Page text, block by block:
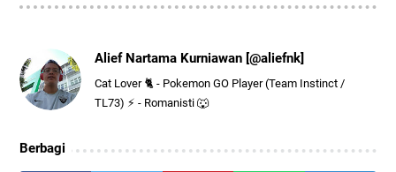
Alief Nartama Kurniawan [@aliefnk]
Cat Lover 🐈 - Pokemon GO Player (Team Instinct /
TL73) ⚡ - Romanisti 🐺
Berbagi